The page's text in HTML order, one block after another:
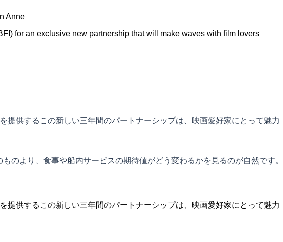
Anne
for an exclusive new partnership that will make waves with film lovers
供するこの新しい三年間のパートナーシップは、映画愛好家にとって魅力
のより、食事や船内サービスの期待値がどう変わるかを見るのが自然です。
供するこの新しい三年間のパートナーシップは、映画愛好家にとって魅力